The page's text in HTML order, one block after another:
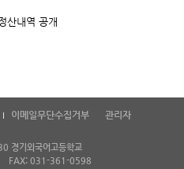
산내역 공개
이메일무단수집거부 관리자
경기외국어고등학교
FAX: 031-361-0598